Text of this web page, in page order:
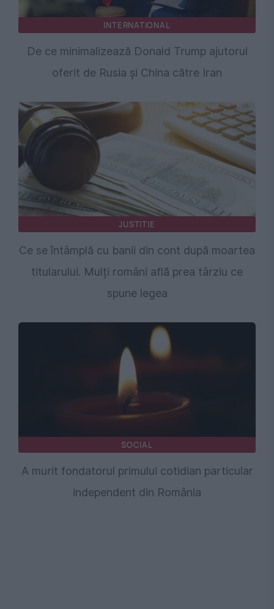
INTERNATIONAL
De ce minimalizează Donald Trump ajutorul
oferit de Rusia și China către Iran
JUSTITIE
Ce se întâmplă cu banii din cont după moartea
titularului. Mulți români află prea târziu ce
spune legea
SOCIAL
A murit fondatorul primului cotidian particular
independent din România